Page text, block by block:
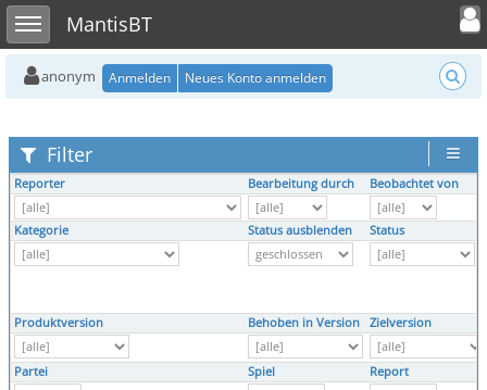
Toggle sidebarMantisBT
Toggle
anonym Anmelden Neues Konto anmelden
Filter
Reporter Bearbeitung durch Beobachtet von
Kategorie Status ausblenden Status
Produktversion Behoben in Version Zielversion
Partei Spiel Report